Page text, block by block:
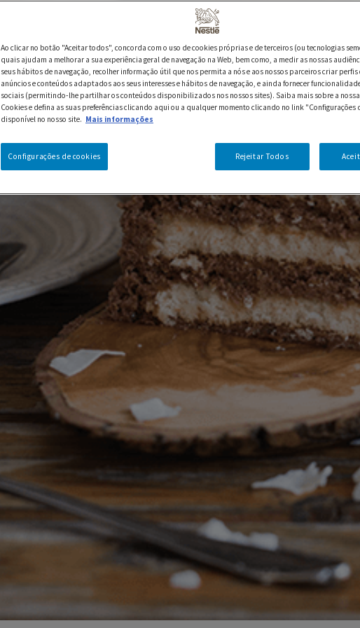
Ao clicar no botão "Aceitar todos", concorda com o uso de cookies próprias e de terceiros (ou tecnologias
quais ajudam a melhorar a sua experiência geral de navegação na Web, bem como, a medir as nossas
seus hábitos de navegação, recolher informação útil que nos permita a nós e aos nossos parceiros criar perfis
anúncios e conteúdos adaptados aos seus interesses e hábitos de navegação, e ainda fornecer
sociais (permitindo-lhe partilhar os conteúdos disponibilizados nos nossos sites). Saiba mais sobre a
Cookies e defina as suas preferências clicando aqui ou a qualquer momento clicando no link "Configurações
disponível no nosso site. Mais informações
Rejeitar Todos
Configurações de cookies